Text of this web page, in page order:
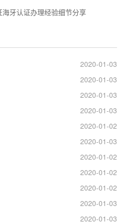
牙认证办理经验细节分享
2020-01-03
2020-01-03
2020-01-03
2020-01-03
2020-01-02
2020-01-03
2020-01-02
2020-01-02
2020-01-02
2020-01-03
2020-01-03